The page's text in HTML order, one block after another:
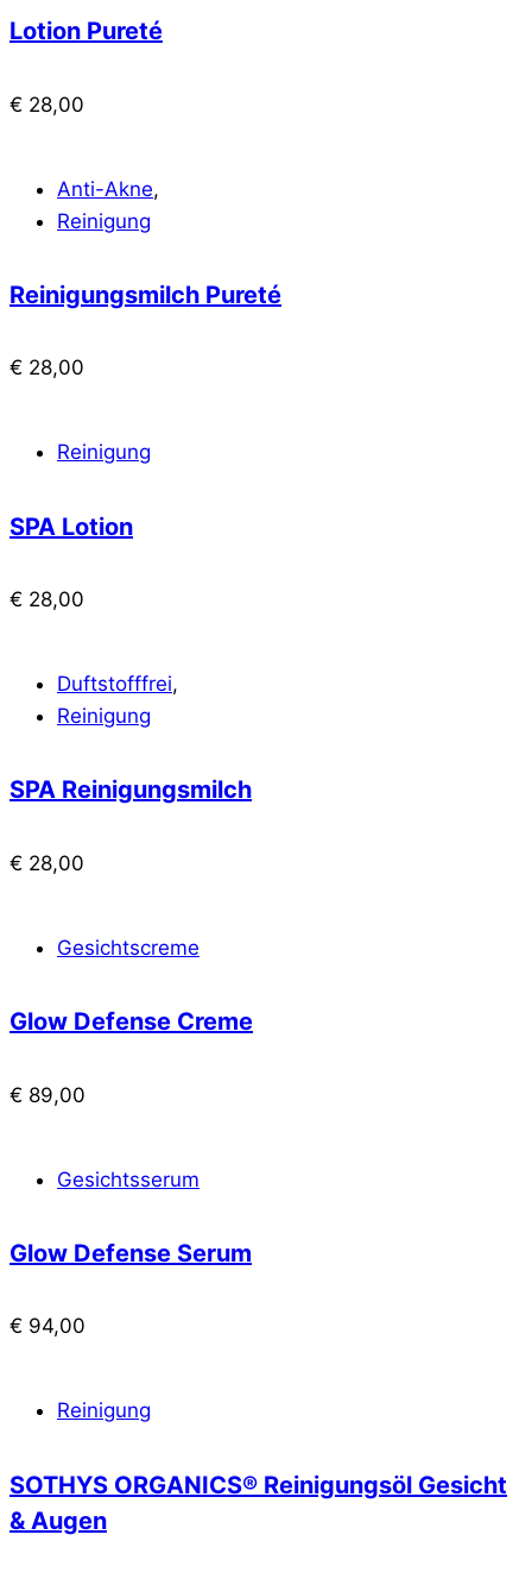
Lotion Pureté
€ 28,00
Anti-Akne,
Reinigung
Reinigungsmilch Pureté
€ 28,00
Reinigung
SPA Lotion
€ 28,00
Duftstofffrei,
Reinigung
SPA Reinigungsmilch
€ 28,00
Gesichtscreme
Glow Defense Creme
€ 89,00
Gesichtsserum
Glow Defense Serum
€ 94,00
Reinigung
SOTHYS ORGANICS® Reinigungsöl Gesicht
& Augen